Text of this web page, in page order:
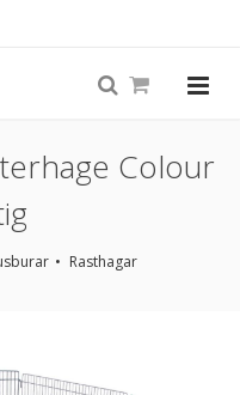
Colour
Rasthagar